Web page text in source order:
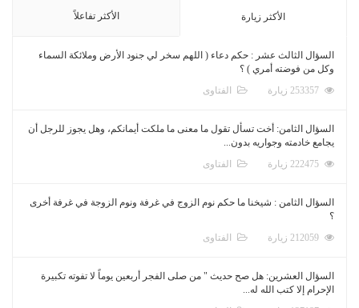
الأكثر زيارة الأكثر تفاعلاً
السؤال الثالث عشر : حكم دعاء ( اللهم سخر لي جنود الأرض وملائكة السماء
وكل من فوضته أمري ) ؟
الفتاوى
السؤال الثامن: أخت تسأل تقول ما معنى ما ملكت أيمانكم، وهل يجوز للرجل أن
يجامع خادمته وجواريه بدون...
الفتاوى
السؤال الثامن : شيخنا ما حكم نوم الزوج في غرفة ونوم الزوجة في غرفة أخرى
؟
الفتاوى
السؤال العشرين: هل صح حديث " من صلى الفجر أربعين يوماً لا تفوته تكبيرة
الإحرام إلا كتب الله له...